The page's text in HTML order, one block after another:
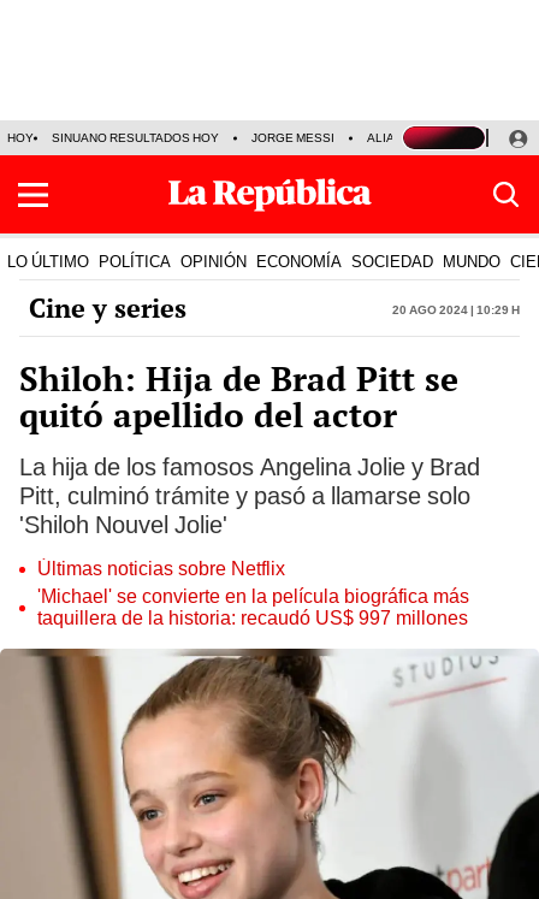
HOY SINUANO RESULTADOS HOY JORGE MESSI ALIANZA LIMA VS SPORT
LO ÚLTIMO POLÍTICA OPINIÓN ECONOMÍA SOCIEDAD MUNDO
Cine y series 20 Ago 2024 | 10:29 h
Shiloh: Hija de Brad Pitt se
quitó apellido del actor
La hija de los famosos Angelina Jolie y Brad
Pitt, culminó trámite y pasó a llamarse solo
'Shiloh Nouvel Jolie'
Últimas noticias sobre Netflix
'Michael' se convierte en la película biográfica más
taquillera de la historia: recaudó US$ 997 millones